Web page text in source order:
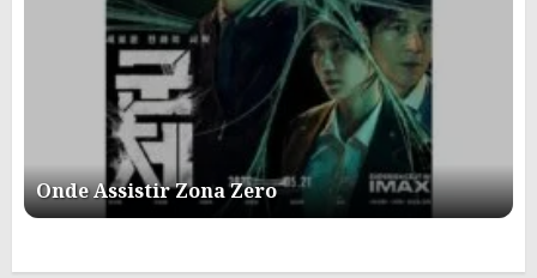
Onde Assistir Zona Zero